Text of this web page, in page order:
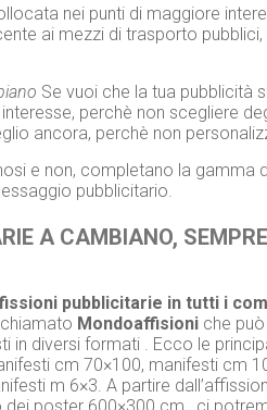
nei punti di maggiore
ai mezzi di trasporto
Se vuoi che la tua pubblicità
perchè non scegliere
ancora, perchè non
e non, completano la gamma
pubblicitario.
A CAMBIANO,
pubblicitarie in tutti i
Mondoaffisioni che
in diversi formati . Ecco le
cm 70×100, manifesti cm
m 6×3. A partire